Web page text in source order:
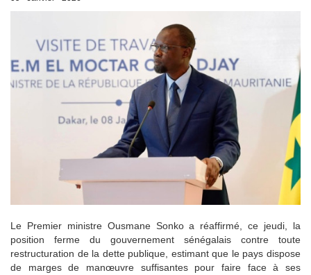
Le Premier ministre Ousmane Sonko a réaffirmé, ce jeudi, la
position ferme du gouvernement sénégalais contre toute
restructuration de la dette publique, estimant que le pays dispose
de marges de manœuvre suffisantes pour faire face à ses